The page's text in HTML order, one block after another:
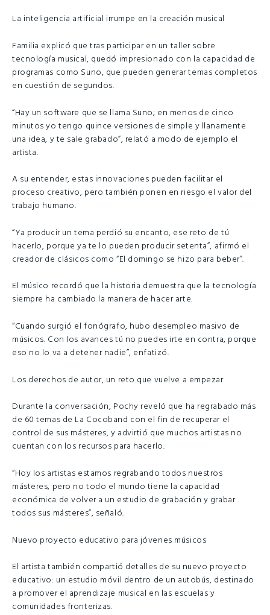
La inteligencia artificial irrumpe en la creación musical
Familia explicó que tras participar en un taller sobre
tecnología musical, quedó impresionado con la capacidad de
programas como Suno, que pueden generar temas completos
en cuestión de segundos.
“Hay un software que se llama Suno; en menos de cinco
minutos yo tengo quince versiones de simple y llanamente
una idea, y te sale grabado”, relató a modo de ejemplo el
artista.
A su entender, estas innovaciones pueden facilitar el
proceso creativo, pero también ponen en riesgo el valor del
trabajo humano.
“Ya producir un tema perdió su encanto, ese reto de tú
hacerlo, porque ya te lo pueden producir setenta”, afirmó el
creador de clásicos como “El domingo se hizo para beber”.
El músico recordó que la historia demuestra que la tecnología
siempre ha cambiado la manera de hacer arte.
“Cuando surgió el fonógrafo, hubo desempleo masivo de
músicos. Con los avances tú no puedes irte en contra, porque
eso no lo va a detener nadie”, enfatizó.
Los derechos de autor, un reto que vuelve a empezar
Durante la conversación, Pochy reveló que ha regrabado más
de 60 temas de La Cocoband con el fin de recuperar el
control de sus másteres, y advirtió que muchos artistas no
cuentan con los recursos para hacerlo.
“Hoy los artistas estamos regrabando todos nuestros
másteres, pero no todo el mundo tiene la capacidad
económica de volver a un estudio de grabación y grabar
todos sus másteres”, señaló.
Nuevo proyecto educativo para jóvenes músicos
El artista también compartió detalles de su nuevo proyecto
educativo: un estudio móvil dentro de un autobús, destinado
a promover el aprendizaje musical en las escuelas y
comunidades fronterizas.